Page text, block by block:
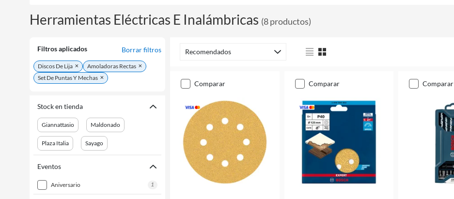
Herramientas Eléctricas E Inalámbricas (8productos)
Filtros aplicados Borrar filtros
Discos De Lija
Amoladoras Rectas
Set De Puntas Y Mechas
Stock en tienda
Giannattasio Maldonado
Plaza Italia Sayago
Eventos
aniversario 1
Recomendados
comparar comparar comparar